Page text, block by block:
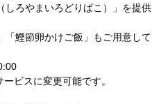
しろやまいろどりばこ）」を提供
鰹節卵かけご飯」もご用意して
ビスに変更可能です。